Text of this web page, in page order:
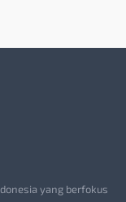
yang berfokus